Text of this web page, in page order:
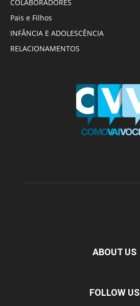
COLABORADORES
Pais e Filhos
INFÂNCIA E ADOLESCÊNCIA
RELACIONAMENTOS
ABOUT US
FOLLOW US